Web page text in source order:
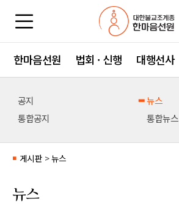
한마음선원 법회 · 신행 대행선사
공지
뉴스
통합공지
통합뉴스
■ 게시판 >뉴스
뉴스